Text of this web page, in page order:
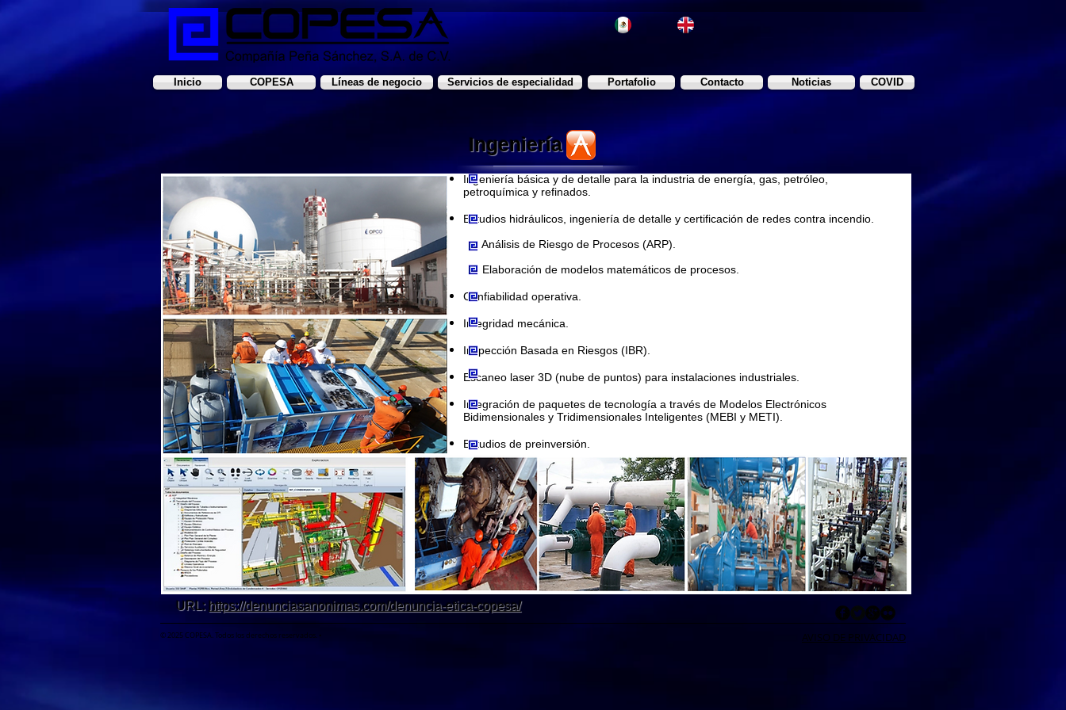
Inicio COPESA Líneas de negocio Servicios de especialidad Portafolio Contacto Noticias COVID
Ingeniería básica y de detalle para la industria de energía, gas, petróleo,
petroquímica y refinados.
Estudios hidráulicos, ingeniería de detalle y certificación de redes contra incendio.
Análisis de Riesgo de Procesos (ARP).
Elaboración de modelos matemáticos de procesos.
Confiabilidad operativa.
Integridad mecánica.
Inspección Basada en Riesgos (IBR).
Escaneo laser 3D (nube de puntos) para instalaciones industriales.
Integración de paquetes de tecnología a través de Modelos Electrónicos
Bidimensionales y Tridimensionales Inteligentes (MEBI y METI).
Estudios de preinversión.
Ingeniería
URL: https://denunciasanonimas.com/denuncia-etica-copesa/
© 2025 COPESA. Todos los derechos reservados. • AVISO DE PRIVACIDAD